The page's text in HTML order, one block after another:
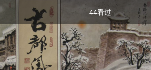
44看过